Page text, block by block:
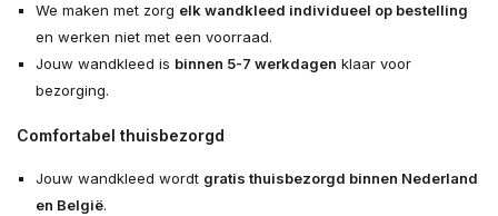
We maken met zorg elk wandkleed individueel op bestelling
en werken niet met een voorraad.
Jouw wandkleed is binnen 5-7 werkdagen klaar voor
bezorging.
Comfortabel thuisbezorgd
Jouw wandkleed wordt gratis thuisbezorgd binnen Nederland
en België.